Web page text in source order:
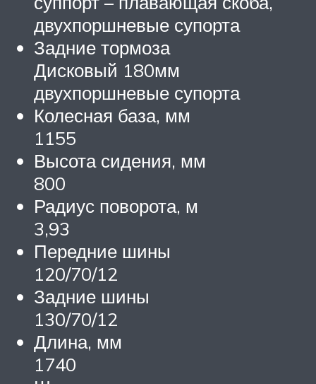
двухпоршневые супорта
Задние тормоза
Дисковый 180мм
двухпоршневые супорта
Колесная база, мм
1155
Высота сидения, мм
800
Радиус поворота, м
3,93
Передние шины
120/70/12
Задние шины
130/70/12
Длина, мм
1740